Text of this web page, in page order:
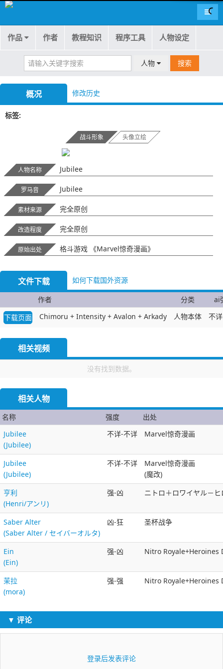
导航
作品 作者 教程知识 程序工具 人物设定
人物 搜索
概况 修改历史
标签
战斗形象 头像立绘
人物名称 Jubilee
罗马音 Jubilee
素材来源 完全原创
改造程度 完全原创
原始出处 格斗游戏 《Marvel惊奇漫画》
文件下载 如何下载国外资源
作者 分类
ai
下载页面
Chimoru + Intensity + Avalon + Arkady 人物本体 不
相关视频
没有找到数据。
相关人物
名称 强度
出处
Jubilee
(Jubilee)
不详-不详 Marvel惊奇漫画
Jubilee
(Jubilee)
不详-不详
Marvel惊奇漫画
(魔改)
亨利
(Henri/アンリ)
强-凶 ニトロ＋ロワイヤル－
Saber Alter
(Saber Alter / セイバーオルタ)
凶-狂 圣杯战争
Ein
(Ein)
强-凶 Nitro Royale+Heroines
茉拉
(mora)
强-强 Nitro Royale+Heroines
▼ 评论
登录后发表评论